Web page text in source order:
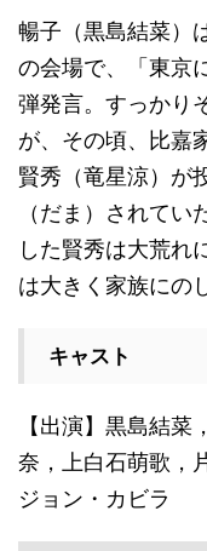
暢子（黒島結菜）
の会場で、「東京
弾発言。すっかり
が、その頃、比嘉
賢秀（竜星涼）が
（だま）されて
した賢秀は大荒れ
は大きく家族にの
キャスト
【出演】黒島結
奈，上白石萌歌，
ジョン・カビラ